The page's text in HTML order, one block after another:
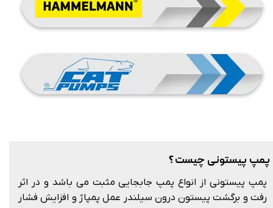
پمپ پیستونی از انواع پمپ جابجایی مثبت می باشد و در اثر
رفت و برگشت پیستون درون سیلندر عمل پمپاژ و افزایش فشار
پمپ پیستونی چیست ؟